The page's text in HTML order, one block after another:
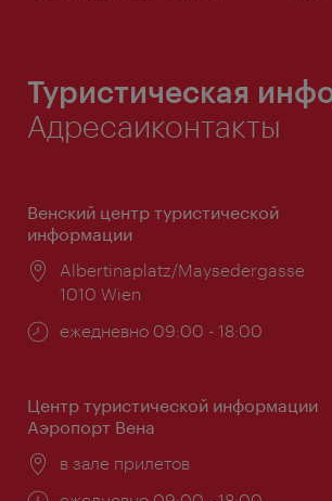
Туристическая
Адресаиконтакты
Венский центр туристической
информации
Расположение:
Albertinaplatz/Maysedergasse
1010 Wien
Часы
ежедневно 09:00 - 18:00
Центр туристической информации
Аэропорт Вена
Расположение:
в зале прилетов